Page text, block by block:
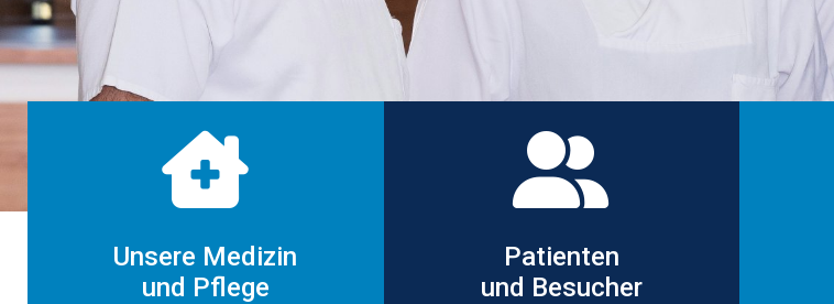
Unsere Medizin
und Pflege
Patienten
und Besucher